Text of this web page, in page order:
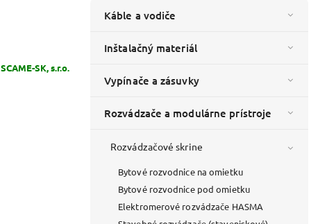
Káble a vodiče
Inštalačný materiál
Vypínače a zásuvky
Rozvádzače a modulárne prístroje
Rozvádzačové skrine
Bytové rozvodnice na omietku
Bytové rozvodnice pod omietku
Elektromerové rozvádzače HASMA
SCAME-SK, s.r.o.